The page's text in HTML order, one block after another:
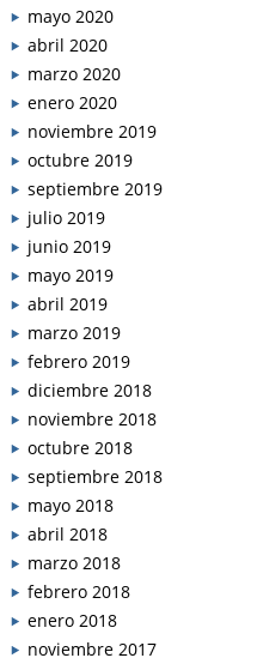
mayo 2020
abril 2020
marzo 2020
enero 2020
noviembre 2019
octubre 2019
septiembre 2019
julio 2019
junio 2019
mayo 2019
abril 2019
marzo 2019
febrero 2019
diciembre 2018
noviembre 2018
octubre 2018
septiembre 2018
mayo 2018
abril 2018
marzo 2018
febrero 2018
enero 2018
noviembre 2017